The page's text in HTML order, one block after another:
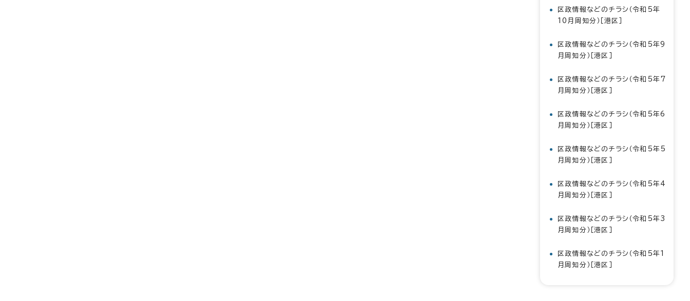
区政情報などのチラシ（令和5年
10月周知分）［港区］
区政情報などのチラシ（令和5年9
月周知分）［港区］
区政情報などのチラシ（令和5年7
月周知分）［港区］
区政情報などのチラシ（令和5年6
月周知分）［港区］
区政情報などのチラシ（令和5年5
月周知分）［港区］
区政情報などのチラシ（令和5年4
月周知分）［港区］
区政情報などのチラシ（令和5年3
月周知分）［港区］
区政情報などのチラシ（令和5年1
月周知分）［港区］